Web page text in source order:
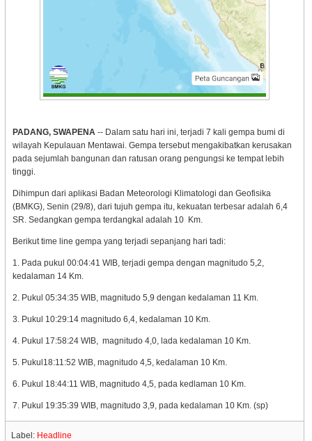
PADANG, SWAPENA-- Dalam satu hari ini, terjadi 7 kali gempa bumi di
wilayah Kepulauan Mentawai. Gempa tersebut mengakibatkan kerusakan
pada sejumlah bangunan dan ratusan orang pengungsi ke tempat lebih
tinggi.
Dihimpun dari aplikasi Badan Meteorologi Klimatologi dan Geofisika
(BMKG), Senin (29/8), dari tujuh gempa itu, kekuatan terbesar adalah 6,4
SR. Sedangkan gempa terdangkal adalah 10 Km.
Berikut time line gempa yang terjadi sepanjang hari tadi:
1. Pada pukul 00:04:41 WIB, terjadi gempa dengan magnitudo 5,2,
kedalaman 14 Km.
2. Pukul 05:34:35 WIB, magnitudo 5,9 dengan kedalaman 11 Km.
3. Pukul 10:29:14 magnitudo 6,4, kedalaman 10 Km.
4. Pukul 17:58:24 WIB, magnitudo 4,0, lada kedalaman 10 Km.
5. Pukul18:11:52 WIB, magnitudo 4,5, kedalaman 10 Km.
6. Pukul 18:44:11 WIB, magnitudo 4,5, pada kedlaman 10 Km.
7. Pukul 19:35:39 WIB, magnitudo 3,9, pada kedalaman 10 Km. (sp)
Label: Headline